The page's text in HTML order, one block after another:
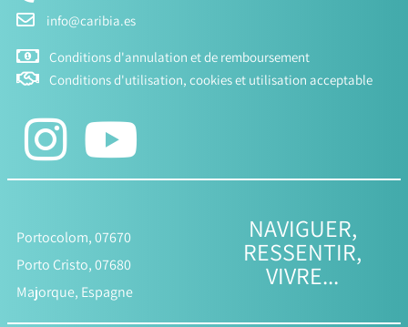
info@caribia.es
Conditions d'annulation et de remboursement
Conditions d'utilisation, cookies et utilisation acceptable
Portocolom, 07670
Porto Cristo, 07680
Majorque, Espagne
NAVIGUER,
RESSENTIR,
VIVRE...